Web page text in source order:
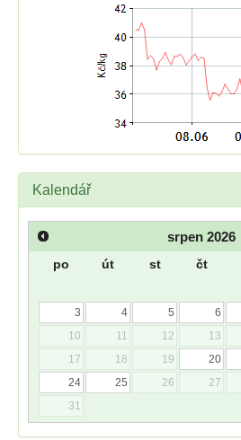
Kalendář
srpen 2026
po út st čt
3
4 5 6
10
11 12 13
17
18 19 20
24
25 26 27
31